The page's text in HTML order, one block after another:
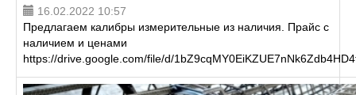
16.02.2022 10:57
Предлагаем калибры измерительные из наличия. Прайс с
наличием и ценами
https://drive.google.com/file/d/
или вышлем по запросу